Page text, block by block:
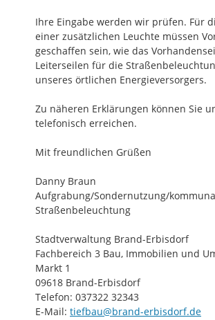
Ihre Eingabe werden wir prüfen. Für
einer zusätzlichen Leuchte müssen
geschaffen sein, wie das
Leiterseilen für die
unseres örtlichen Energieversorgers.
Zu näheren Erklärungen können Sie
telefonisch erreichen.
Mit freundlichen Grüßen
Danny Braun
Aufgrabung/Sondernutzung/
Straßenbeleuchtung
Stadtverwaltung Brand-Erbisdorf
Fachbereich 3 Bau, Immobilien und
Markt 1
09618 Brand-Erbisdorf
Telefon: 037322 32343
E-Mail: tiefbau@brand-erbisdorf.de